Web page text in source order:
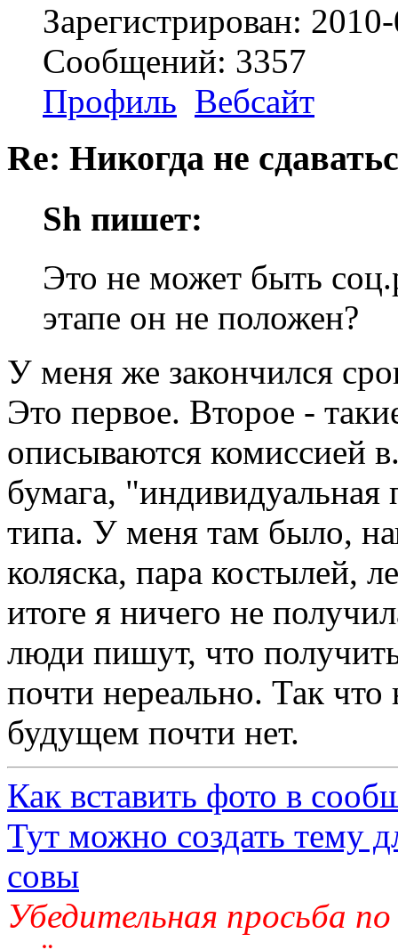
Зарегистрирован:
Сообщений: 3357
Профиль Вебсайт
Re: Никогда не
Sh пишет:
Это не может быть
этапе он не положен?
У меня же закончился
Это первое. Второе -
описываются комиссией
бумага,
типа. У меня там было,
коляска, пара костылей,
итоге я ничего не
люди пишут, что
почти нереально. Так
будущем почти нет.
Как вставить фото в
Тут можно создать тему
совы
Убедительная просьба